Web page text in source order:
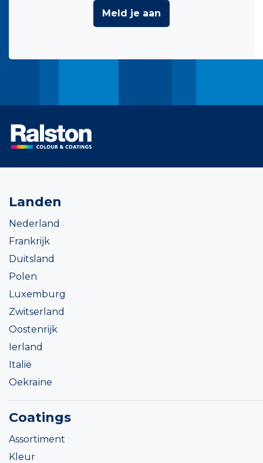
Meld je aan
Landen
Nederland
Frankrijk
Duitsland
Polen
Luxemburg
Zwitserland
Oostenrijk
Ierland
Italië
Oekraïne
Coatings
Assortiment
Kleur